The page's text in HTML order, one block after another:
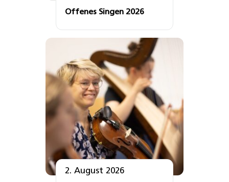
Offenes Singen 2026
2. August 2026